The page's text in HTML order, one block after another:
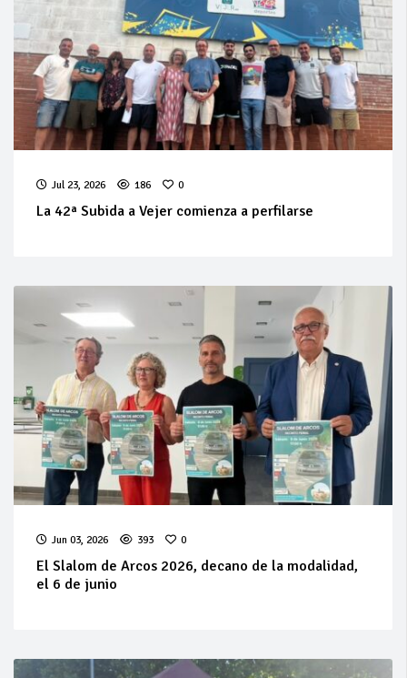
Jul 23, 2026 186 0
La 42ª Subida a Vejer comienza a perfilarse
Jun 03, 2026 393 0
El Slalom de Arcos 2026, decano de la modalidad,
el 6 de junio